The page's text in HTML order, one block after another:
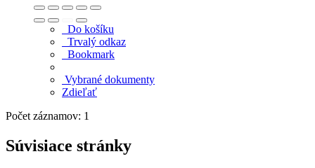
Do košíku
Trvalý odkaz
Bookmark
Vybrané dokumenty
Zdieľať
Počet záznamov: 1
Súvisiace stránky